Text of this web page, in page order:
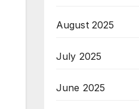
August 2025
July 2025
June 2025